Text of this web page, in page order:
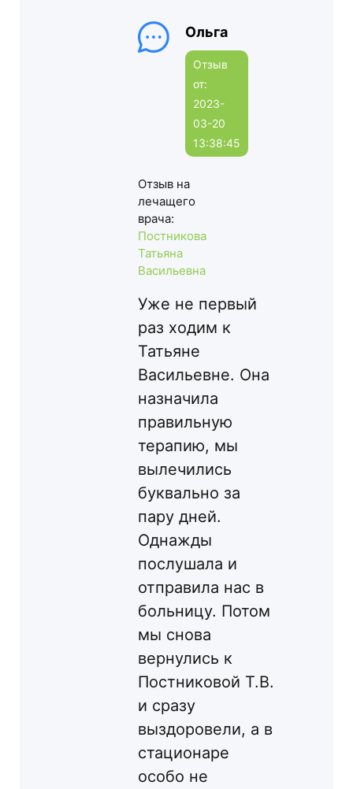
Ольга
Отзыв
от:
2023-
03-20
13:38:45
Отзыв на
лечащего
врача:
Постникова
Татьяна
Васильевна
Уже не первый
раз ходим к
Татьяне
Васильевне. Она
назначила
правильную
терапию, мы
вылечились
буквально за
пару дней.
Однажды
послушала и
отправила нас в
больницу. Потом
мы снова
вернулись к
Постниковой Т.В.
и сразу
выздоровели, а в
стационаре
особо не